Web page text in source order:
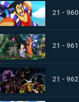
21 - 960
21 - 961
21 - 962